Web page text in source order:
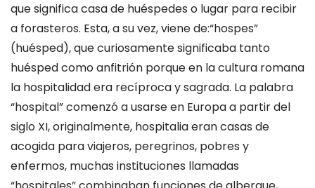
que significacasa de huéspedes o lugar para recibir
a forasteros. Esta, a su vez, viene de:“hospes”
(huésped), que curiosamente significaba tanto
huéspedcomoanfitrión porque en la cultura romana
la hospitalidad era recíproca y sagrada. La palabra
“hospital”comenzó a usarse en Europa a partir del
siglo XI, originalmente, hospitaliaerancasas de
acogida para viajeros, peregrinos, pobres y
enfermos, muchas instituciones llamadas